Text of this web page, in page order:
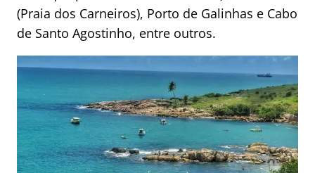
(Praia dos Carneiros), Porto de Galinhas e Cabo
de Santo Agostinho, entre outros.